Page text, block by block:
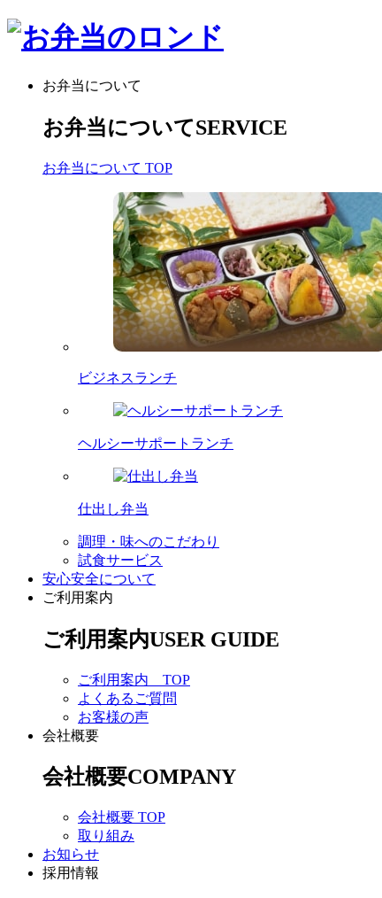
お弁当について
お弁当についてSERVICE
お弁当について TOP
ビジネスランチ
ヘルシーサポートランチ
仕出し弁当
調理・味へのこだわり
試食サービス
安心安全について
ご利用案内
ご利用案内USER GUIDE
ご利用案内 TOP
よくあるご質問
お客様の声
会社概要
会社概要COMPANY
会社概要 TOP
取り組み
お知らせ
採用情報